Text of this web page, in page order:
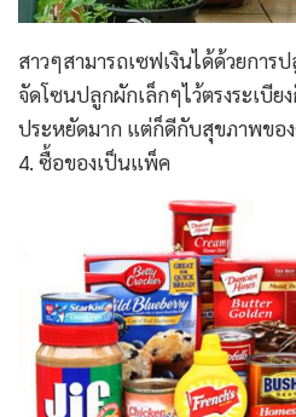
สาวๆสามารถเซฟเงินได้ด้วยกา
จัดโซนปลูกผักเล็กๆไว้ตรงระเบีย
ประหยัดมาก แต่ก็ดีกับสุขภาพขอ
4. ซื้อของเป็นแพ็ค